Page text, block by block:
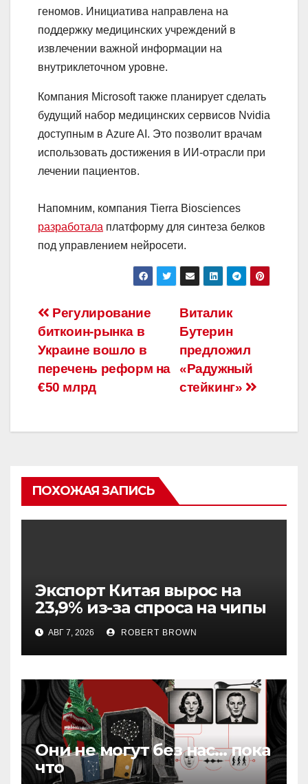
геномов. Инициатива направлена на
поддержку медицинских учреждений в
извлечении важной информации на
внутриклеточном уровне.
Компания Microsoft также планирует сделать
будущий набор медицинских сервисов Nvidia
доступным в Azure AI. Это позволит врачам
использовать достижения в ИИ-отрасли при
лечении пациентов.
Напомним, компания Tierra Biosciences
разработала платформу для синтеза белков
под управлением нейросети.
Навигация
по
записям
Виталик
Бутерин
предложил
«Радужный
стейкинг»
Регулирование
биткоин-рынка в
Украине вошло в
перечень реформ на
€50 млрд
ПОХОЖАЯ ЗАПИСЬ
Экспорт Китая вырос на
23,9% из-за спроса на чипы
АВГ 7, 2026 ROBERT BROWN
Они не могут без нас… пока
что